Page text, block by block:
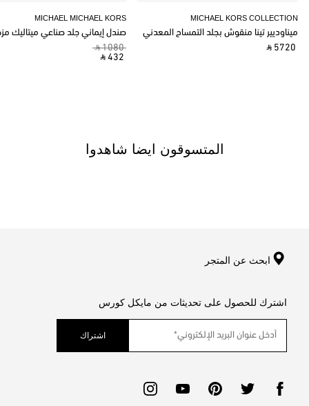
MICHAEL MICHAEL KORS
صندل إيماني جلد صناعي ميتاليك
‎ ⃁ 1080 ‎
‎ ⃁ 432 ‎
MICHAEL KORS COLLECTION
ميناوديير تينا منقوش بجلد التمساح المعدني
‎ ⃁ 5720 ‎
المتسوقون ايضا شاهدوا
ابحث عن المتجر
اشترك للحصول على تحديثات من مايكل كورس
اشتراك